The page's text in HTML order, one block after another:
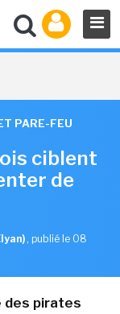
PARE-FEU
ciblent
de
, publié le 08
des pirates